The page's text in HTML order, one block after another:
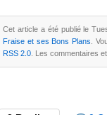
Cet article a été publié le
Fraise et ses Bons Plans
.
RSS 2.0 . Les commentaires